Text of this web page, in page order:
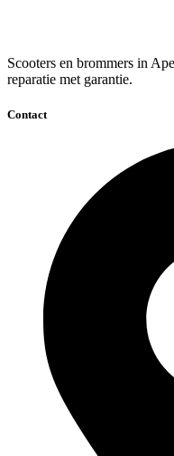
Scooters en brommers in
reparatie met garantie.
Contact